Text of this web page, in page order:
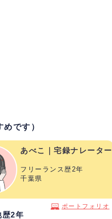
です）
あべこ｜宅録ナレーター
フリーランス歴2年
千葉県
ポートフォリオ
歴2年